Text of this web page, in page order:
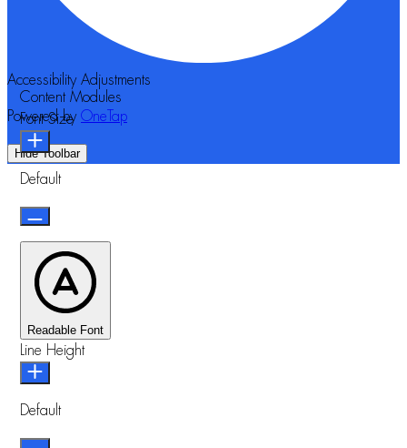
Accessibility Adjustments
Powered by OneTap
Hide Toolbar
Content Modules
Font Size
Default
Readable Font
Line Height
Default